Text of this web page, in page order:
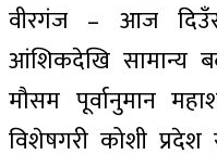
वीरगंज – आज
आंशिकदेखि सामान्य
मौसम पूर्वानुमान
विशेषगरी कोशी